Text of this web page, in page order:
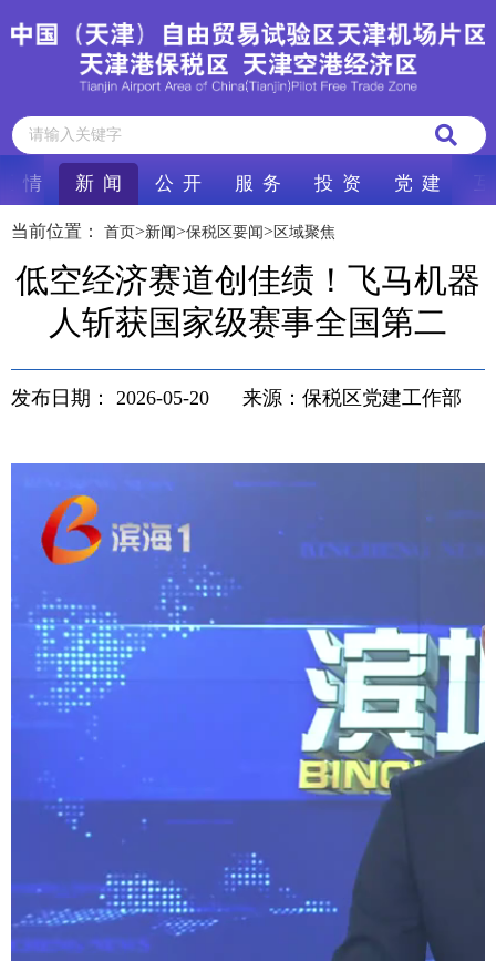
情 新 闻 公 开 服 务 投 资 党 建
当前位置： 首页>新闻>保税区要闻> 区域聚焦
低空经济赛道创佳绩！飞马机器
人斩获国家级赛事全国第二
发布日期： 2026-05-20 来源：保税区党建工作部